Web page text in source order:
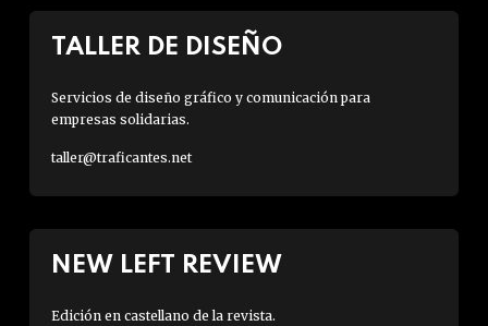
TALLER DE DISEÑO
Servicios de diseño gráfico y comunicación para
empresas solidarias.
taller@traficantes.net
NEW LEFT REVIEW
Edición en castellano de la revista.